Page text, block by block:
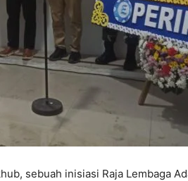
sebuah inisiasi Raja Lembaga